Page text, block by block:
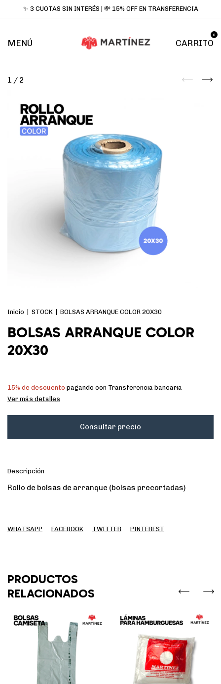
✨ 3 CUOTAS SIN INTERÉS | 💸 15% OFF EN TRANSFERENCIA
MENÚ CARRITO
0
1 / 2
Inicio STOCK BOLSAS ARRANQUE COLOR 20X30
BOLSAS ARRANQUE COLOR
20X30
15% de descuento pagando con Transferencia bancaria
Ver más detalles
Descripción
Rollo de bolsas de arranque (bolsas precortadas)
WHATSAPP FACEBOOK TWITTER PINTEREST
PRODUCTOS
RELACIONADOS